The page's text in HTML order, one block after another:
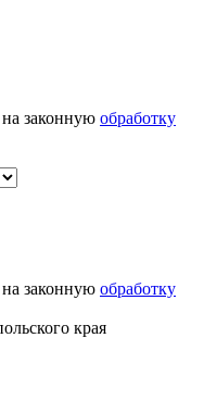
на законную обработку
на законную обработку
края